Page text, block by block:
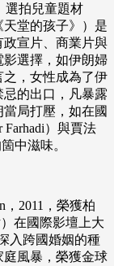
選拍兒童題材
天堂的孩子》）是
政宣片、商業片與
影選擇，如伊朗婦
，女性成為了伊
的出口，凡暴露
局打壓，如在國
）與賈法
中滋味。
，2011，榮獲柏
在國際影壇上大
入跨國婚姻的種
風暴，榮獲金球